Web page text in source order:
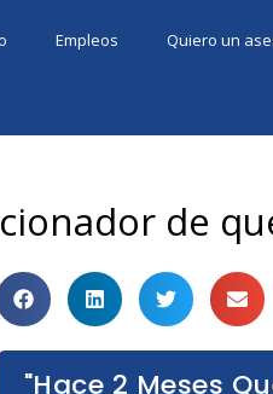
Empleos Quiero un
de
"Hace 2 Meses